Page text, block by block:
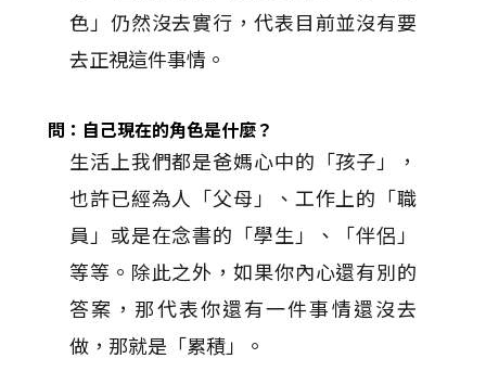
色」仍然沒去實行，代表目前並沒有要
去正視這件事情。
問：自己現在的角色是什麼？
生活上我們都是爸媽心中的「孩子」，
也許已經為人「父母」、工作上的「職
員」或是在念書的「學生」、「伴侶」
等等。除此之外，如果你內心還有別的
答案，那代表你還有一件事情還沒去
做，那就是「累積」。